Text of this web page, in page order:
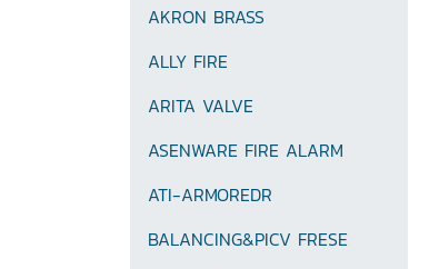
AKRON BRASS
ALLY FIRE
ARITA VALVE
ASENWARE FIRE ALARM
ATI-ARMOREDR
BALANCING&PICV FRESE